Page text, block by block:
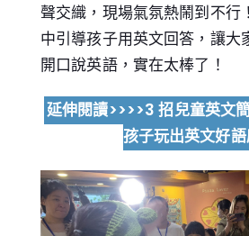
聲交織，現場氣氛熱鬧到不行
中引導孩子用英文回答，讓大
開口說英語，實在太棒了！
延伸閱讀>>>>3 招兒童英文
孩子玩出英文好語